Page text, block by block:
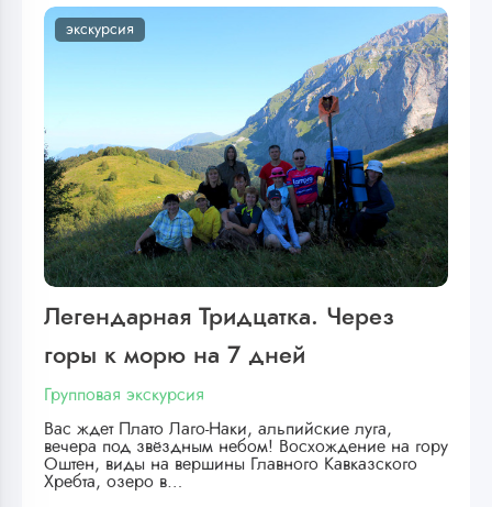
экскурсия
Легендарная Тридцатка. Через
горы к морю на 7 дней
Групповая экскурсия
Вас ждет Плато Лаго-Наки, альпийские луга,
вечера под звёздным небом! Восхождение на гору
Оштен, виды на вершины Главного Кавказского
Хребта, озеро в…